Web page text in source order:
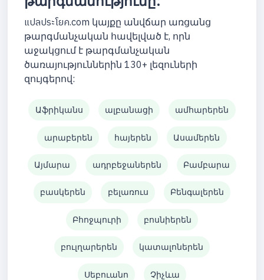
แปลประโยค.com կայքը անվճար առցանց
թարգմանչական հավելված է, որն
աջակցում է թարգմանչական
ծառայություններին 130+ լեզուների
զույգերով:
Աֆրիկանս ալբանացի ամհարերեն
արաբերեն հայերեն Ասամերեն
Այմարա ադրբեջաներեն Բամբարա
բասկերեն բելառուս Բենգալերեն
Բհոջպուրի բոսնիերեն
բուլղարերեն կատալոներեն
Սեբուանո Չիչևա